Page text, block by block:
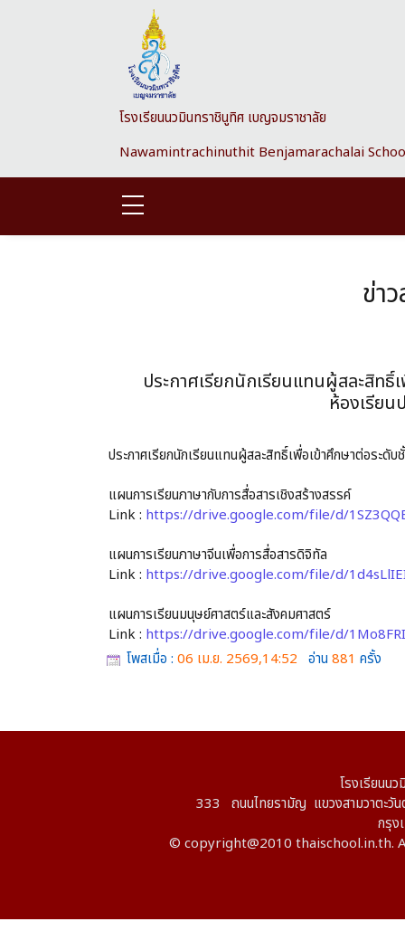
โรงเรียนนวมินทราชินูทิศ เบญจมราชาลัย
Nawamintrachinuthit Benjamarachalai
ข่า
ประกาศเรียกนักเรียนแทนผู้สละสิท
ห้องเรีย
ประกาศเรียกนักเรียนแทนผู้สละสิทธิ์เพื่อเข้าศึกษาต่อระ
แผนการเรียนภาษากับการสื่อสารเชิงสร้างสรรค์
Link : https://drive.google.com/file/d/
แผนการเรียนภาษาจีนเพื่อการสื่อสารดิจิทัล
Link : https://drive.google.com/file/d/
แผนการเรียนมนุษย์ศาสตร์และสังคมศาสตร์
Link : https://drive.google.com/file/d/
โพสเมื่อ : 06 เม.ย. 2569,14:52 อ่าน 881 ครั้ง
โรงเรียนน
333 ถนนไทยรามัญ แขวงสามวาตะวันต
กรุง
© copyright@2010 thaischool.in.th.